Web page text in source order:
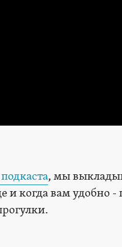
, мы
когда вам удобно -